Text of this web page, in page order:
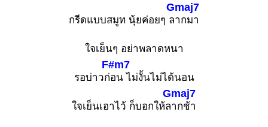
กรีดแบบสมูท นุ้ยค่อยๆ ล
Gmaj7
ากมา
ใจเย็นๆ อย่าพลาดหนา
รอบ่าวก่
F#m7
อน ไม่งั้นไม่ได้นอน
ใจเย็นเอาไว้ ก็บอกให้ล
Gmaj7
ากช้า